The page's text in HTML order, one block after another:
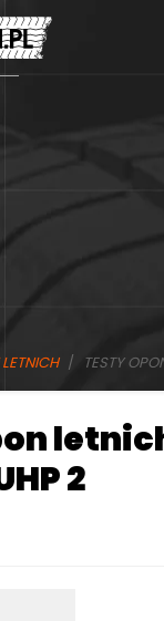
TESTY
2